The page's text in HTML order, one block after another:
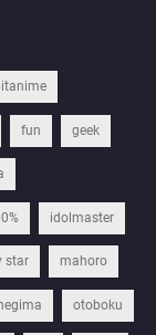
fun geek
idolmaster
star mahoro
otoboku